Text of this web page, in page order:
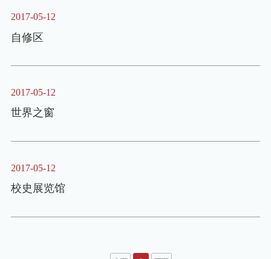
2017-05-12
自修区
2017-05-12
世界之窗
2017-05-12
校史展览馆